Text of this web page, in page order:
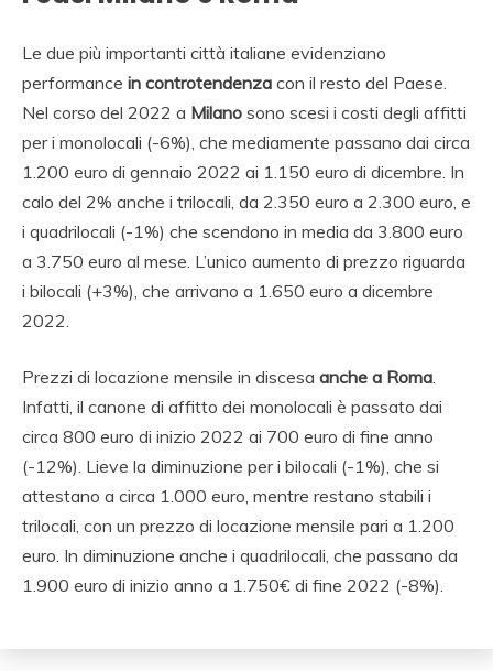
Le due più importanti città italiane evidenziano
performance in controtendenza con il resto del Paese.
Nel corso del 2022 a Milano sono scesi i costi degli affitti
per i monolocali (-6%), che mediamente passano dai circa
1.200 euro di gennaio 2022 ai 1.150 euro di dicembre. In
calo del 2% anche i trilocali, da 2.350 euro a 2.300 euro, e
i quadrilocali (-1%) che scendono in media da 3.800 euro
a 3.750 euro al mese. L’unico aumento di prezzo riguarda
i bilocali (+3%), che arrivano a 1.650 euro a dicembre
2022.
Prezzi di locazione mensile in discesa anche a Roma.
Infatti, il canone di affitto dei monolocali è passato dai
circa 800 euro di inizio 2022 ai 700 euro di fine anno
(-12%). Lieve la diminuzione per i bilocali (-1%), che si
attestano a circa 1.000 euro, mentre restano stabili i
trilocali, con un prezzo di locazione mensile pari a 1.200
euro. In diminuzione anche i quadrilocali, che passano da
1.900 euro di inizio anno a 1.750€ di fine 2022 (-8%).